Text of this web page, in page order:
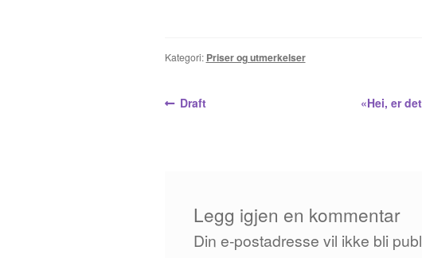
Kategori: Priser og utmerkelser
Innleggsnavigasjon
Forrige
Draft
Neste
«Hei, er
Legg igjen en kommentar
Din e-postadresse vil ikke bli